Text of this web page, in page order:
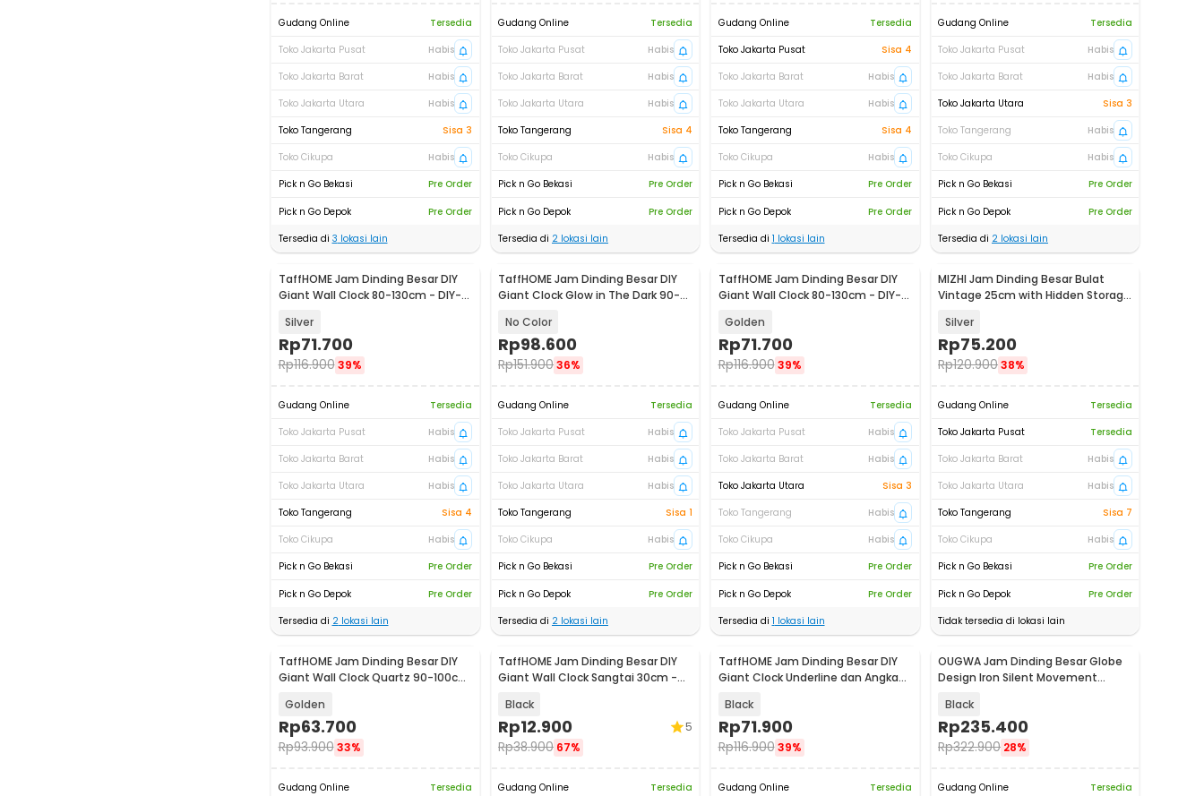
Gudang Online
Tersedia
Toko Jakarta Pusat
Habis
Toko Jakarta Barat
Habis
Toko Jakarta Utara
Habis
Toko Tangerang
Sisa 3
Toko Cikupa
Habis
Pick n Go Bekasi
Pre Order
Pick n Go Depok
Pre Order
Tersedia di 3 lokasi lain
Gudang Online
Tersedia
Toko Jakarta Pusat
Habis
Toko Jakarta Barat
Habis
Toko Jakarta Utara
Habis
Toko Tangerang
Sisa 4
Toko Cikupa
Habis
Pick n Go Bekasi
Pre Order
Pick n Go Depok
Pre Order
Tersedia di 2 lokasi lain
Gudang Online
Tersedia
Toko Jakarta Pusat
Sisa 4
Toko Jakarta Barat
Habis
Toko Jakarta Utara
Habis
Toko Tangerang
Sisa 4
Toko Cikupa
Habis
Pick n Go Bekasi
Pre Order
Pick n Go Depok
Pre Order
Tersedia di 1 lokasi lain
Gudang Online
Tersedia
Toko Jakarta Pusat
Habis
Toko Jakarta Barat
Habis
Toko Jakarta Utara
Sisa 3
Toko Tangerang
Habis
Toko Cikupa
Habis
Pick n Go Bekasi
Pre Order
Pick n Go Depok
Pre Order
Tersedia di 2 lokasi lain
TaffHOME Jam Dinding Besar DIY
Giant Wall Clock 80-130cm - DIY-
Silver
Rp71.700
Rp116.900 39%
Gudang Online
Tersedia
Toko Jakarta Pusat
Habis
Toko Jakarta Barat
Habis
Toko Jakarta Utara
Habis
Toko Tangerang
Sisa 4
Toko Cikupa
Habis
Pick n Go Bekasi
Pre Order
Pick n Go Depok
Pre Order
Tersedia di 2lokasi lain
TaffHOME Jam Dinding Besar DIY
Giant Clock Glow in The Dark 90-
No Color
Rp98.600
Rp151.90036%
Gudang Online
Tersedia
Toko Jakarta Pusat
Habis
Toko Jakarta Barat
Habis
Toko Jakarta Utara
Habis
Toko Tangerang
Sisa 1
Toko Cikupa
Habis
Pick n Go Bekasi
Pre Order
Pick n Go Depok
Pre Order
Tersedia di 2 lokasi lain
TaffHOME Jam Dinding Besar DIY
Giant Wall Clock 80-130cm - DIY-
Golden
Rp71.700
Rp116.900 39%
Gudang Online
Tersedia
Toko Jakarta Pusat
Habis
Toko Jakarta Barat
Habis
Toko Jakarta Utara
Sisa 3
Toko Tangerang
Habis
Toko Cikupa
Habis
Pick n Go Bekasi
Pre Order
Pick n Go Depok
Pre Order
Tersedia di 1 lokasi lain
MIZHI Jam Dinding Besar Bulat
Vintage 25cm with Hidden Storage
Silver
Rp75.200
Rp120.90038%
Gudang Online
Tersedia
Toko Jakarta Pusat
Tersedia
Toko Jakarta Barat
Habis
Toko Jakarta Utara
Habis
Toko Tangerang
Sisa 7
Toko Cikupa
Habis
Pick n Go Bekasi
Pre Order
Pick n Go Depok
Pre Order
Tidak tersedia di lokasi lain
TaffHOME Jam Dinding Besar DIY
Giant Wall Clock Quartz 90-100cm
Golden
Rp63.700
Rp93.900 33%
Gudang Online
Tersedia
TaffHOME Jam Dinding Besar DIY
Giant Wall Clock Sangtai 30cm -
Black
Rp12.900
Rp38.900 67%
5
Gudang Online
Tersedia
TaffHOME Jam Dinding Besar DIY
Giant Clock Underline dan Angka
Black
Rp71.900
Rp116.900 39%
Gudang Online
Tersedia
OUGWA Jam Dinding Besar Globe
Design Iron Silent Movement
Black
Rp235.400
Rp322.900 28%
Gudang Online
Tersedia